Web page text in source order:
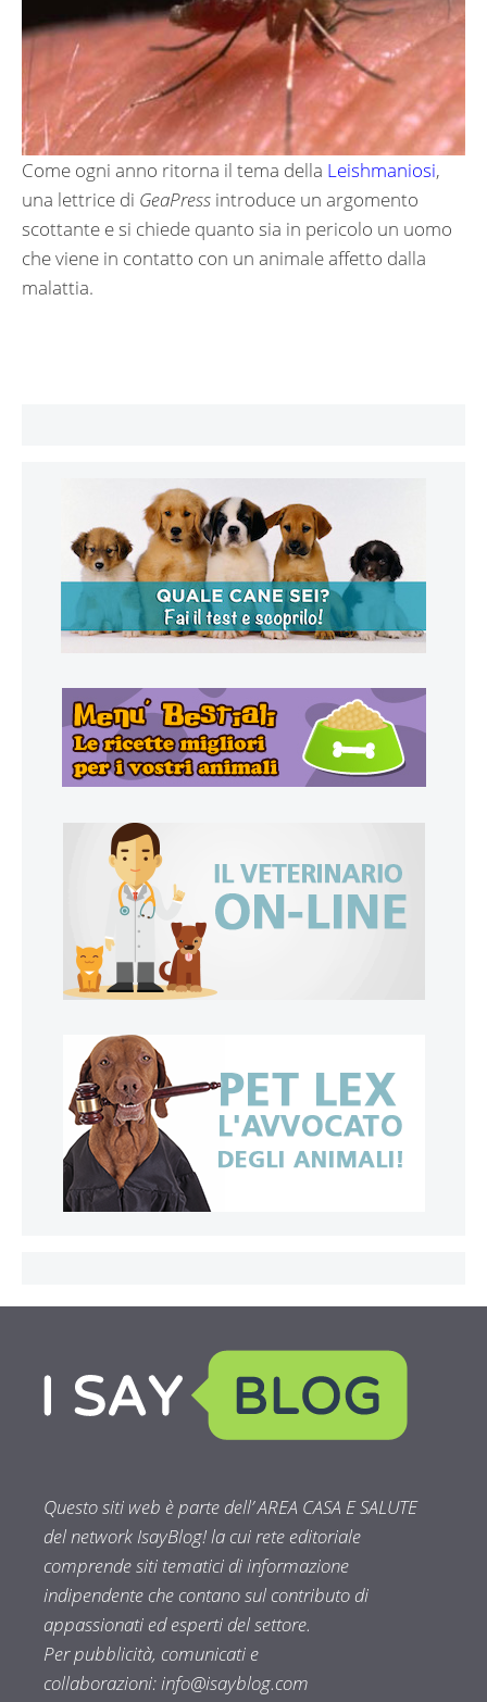
Come ogni anno ritorna il tema della Leishmaniosi,
una lettrice di GeaPress introduce un argomento
scottante e si chiede quanto sia in pericolo un uomo
che viene in contatto con un animale affetto dalla
malattia.
Questo siti web è parte dell’ AREA CASA E SALUTE
del network IsayBlog! la cui rete editoriale
comprende siti tematici di informazione
indipendente che contano sul contributo di
appassionati ed esperti del settore.
Per pubblicità, comunicati e
collaborazioni:info@isayblog.com